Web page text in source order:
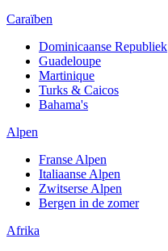
Caraïben
Dominicaanse Republiek
Guadeloupe
Martinique
Turks & Caicos
Bahama's
Alpen
Franse Alpen
Italiaanse Alpen
Zwitserse Alpen
Bergen in de zomer
Afrika